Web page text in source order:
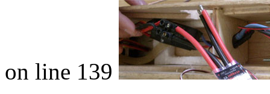
on line 139